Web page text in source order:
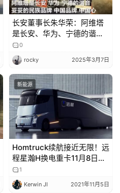
长安董事长朱华荣：阿维塔
是长安、华为、宁德的谐音
不是外国品牌
0
rocky 2025年3月7日
新能源
Homtruck续航接近无限！远
程星瀚H换电重卡11月8日发
布1
Kerwin JI 2021年11月5日